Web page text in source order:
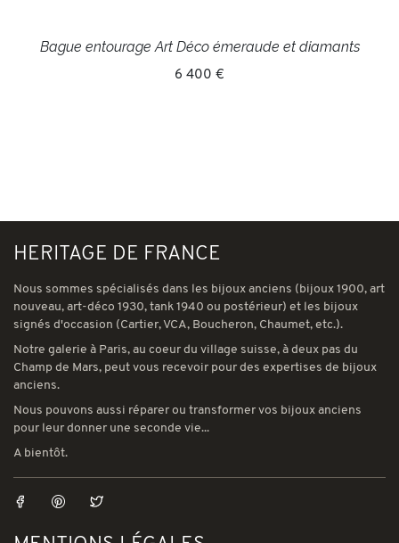
Bague entourage Art Déco émeraude et diamants
6 400 €
HERITAGE DE FRANCE
Nous sommes spécialisés dans les bijoux anciens (bijoux 1900, art
nouveau, art-déco 1930, tank 1940 ou postérieur) et les bijoux
signés d'occasion (Cartier, VCA, Boucheron, Chaumet, etc.).
Notre galerie à Paris, au coeur du village suisse, à deux pas du
Champ de Mars, peut vous recevoir pour des expertises de bijoux
anciens.
Nous pouvons aussi réparer ou transformer vos bijoux anciens
pour leur donner une seconde vie...
A bientôt.